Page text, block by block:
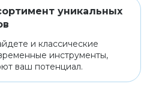
уникальных
и классические
инструменты,
ваш потенциал.